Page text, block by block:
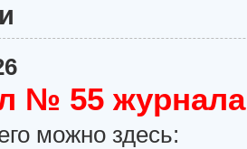
№ 55 журнала
можно здесь: